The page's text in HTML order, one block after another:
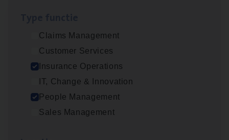
Claims Management
Customer Services
Insurance Operations
IT, Change & Innovation
People Management
Sales Management
Advisor/​Configuratie ana­lyst Part­ner in
Benefits
Insurance Operations
Beveren